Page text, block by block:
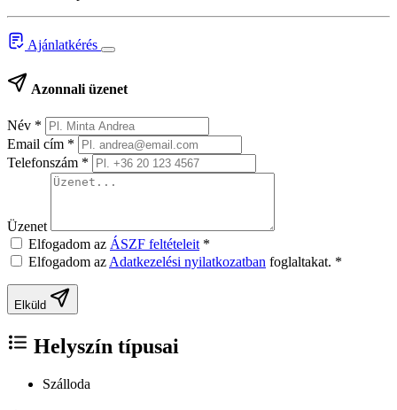
Ajánlatkérés
Azonnali üzenet
Név *
Email cím *
Telefonszám *
Üzenet
Elfogadom az ÁSZF feltételeit *
Elfogadom az Adatkezelési nyilatkozatban foglaltakat. *
Elküld
Helyszín típusai
Szálloda